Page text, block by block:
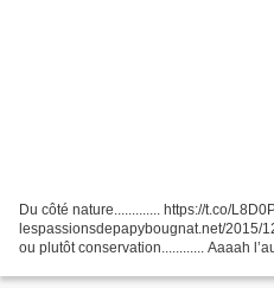
Du côté nature............. https://t.co/
lespassionsdepapybougnat.net/2015/
ou plutôt conservation............ Aaaah